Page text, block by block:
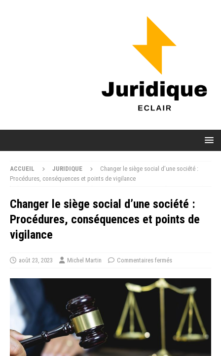
ACCUEIL JURIDIQUE
Changer le siège social d’une société :
Procédures, conséquences et points de vigilance
Changer le siège social d’une société :
Procédures, conséquences et points de
vigilance
août 23, 2023 Michel Martin Commentaires fermés